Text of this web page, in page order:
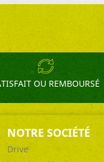
OU REMBOURSÉ
NOTRE SOCIÉTÉ
Drive